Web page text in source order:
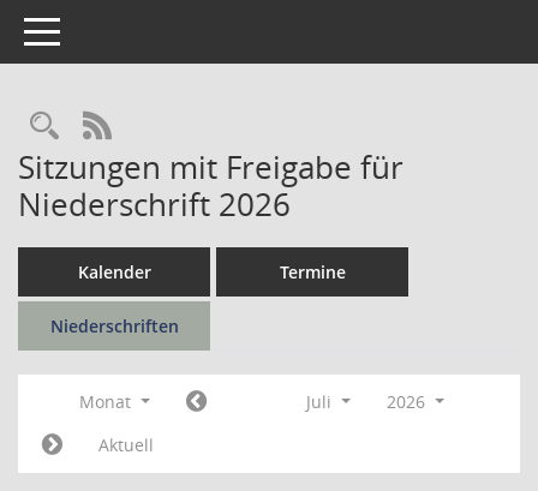
Toggle navigation
Rechercheauswahl
RSS-Feed
Sitzungen mit Freigabe für
Niederschrift 2026
Kalender Termine
Niederschriften
Monat Juli
2026
Aktuell